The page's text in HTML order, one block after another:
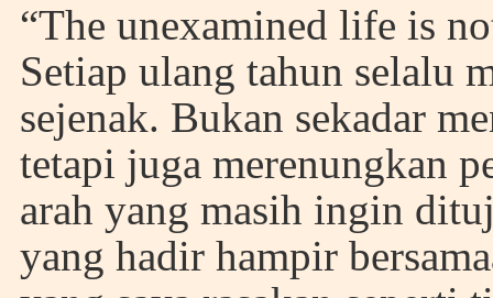
“The unexamined life is
Setiap ulang tahun selalu
sejenak. Bukan sekadar
tetapi juga merenungkan
arah yang masih ingin
yang hadir hampir